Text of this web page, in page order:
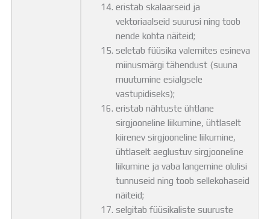
eristab skalaarseid ja
vektoriaalseid suurusi ning toob
nende kohta näiteid;
seletab füüsika valemites esineva
miinusmärgi tähendust (suuna
muutumine esialgsele
vastupidiseks);
eristab nähtuste ühtlane
sirgjooneline liikumine, ühtlaselt
kiirenev sirgjooneline liikumine,
ühtlaselt aeglustuv sirgjooneline
liikumine ja vaba langemine olulisi
tunnuseid ning toob sellekohaseid
näiteid;
selgitab füüsikaliste suuruste